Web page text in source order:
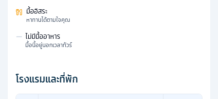
มื้ออิสระ
หาทานได้ตามใจคุณ
— ไม่มีมื้ออาหาร
มื้อนี้อยู่นอกเวลาทัวร์
โรงแรมและที่พัก